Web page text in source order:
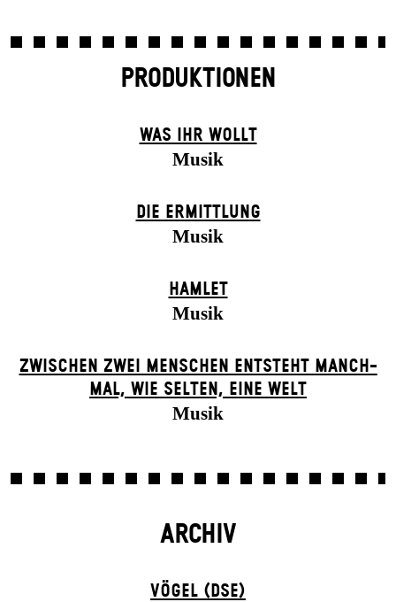
PRODUKTIONEN
WAS IHR WOLLT
Musik
DIE ERMITTLUNG
Musik
HAMLET
Musik
ZWISCHEN ZWEI MENSCHEN ENT­STEHT MANCH­
MAL, WIE SELTEN, EINE WELT
Musik
ARCHIV
VÖGEL (DSE)